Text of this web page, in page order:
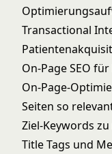
Transactional
On-Page SEO
On-Page-
Seiten so
Ziel-Keywords
Title Tags und